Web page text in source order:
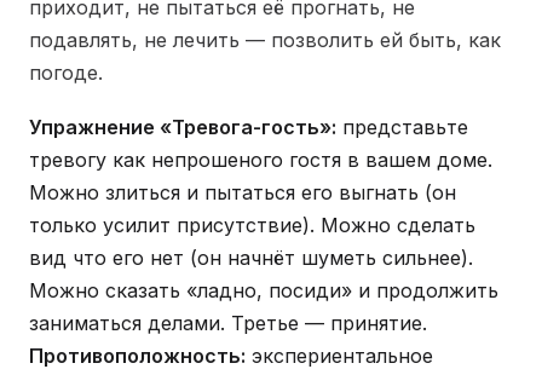
приходит, не пытаться её прогнать, не
подавлять, не лечить — позволить ей быть, как
погоде.
Упражнение «Тревога-гость»: представьте
тревогу как непрошеного гостя в вашем доме.
Можно злиться и пытаться его выгнать (он
только усилит присутствие). Можно сделать
вид что его нет (он начнёт шуметь сильнее).
Можно сказать «ладно, посиди» и продолжить
заниматься делами. Третье — принятие.
Противоположность: экспериентальное